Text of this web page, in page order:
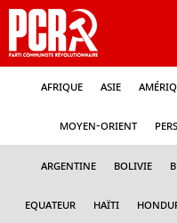
Afrique Asie
Moyen-Orient
Argentine Bolivie
Equateur Haïti